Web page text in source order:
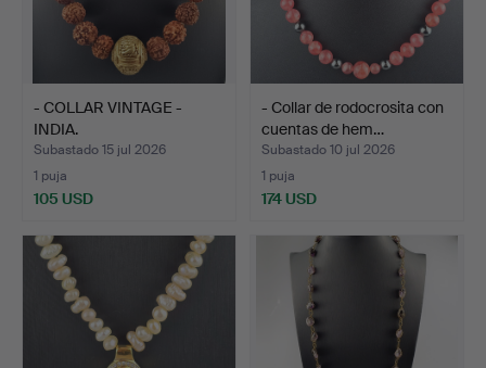
- COLLAR VINTAGE -
INDIA.
Subastado 15 jul 2026
1 puja
105 USD
- Collar de rodocrosita con
cuentas de hem…
Subastado 10 jul 2026
1 puja
174 USD